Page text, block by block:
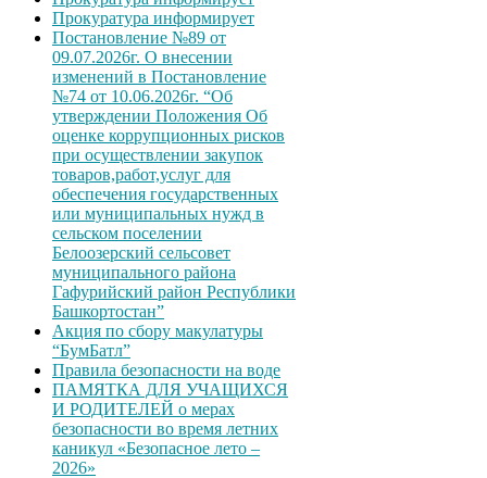
Прокуратура информирует
Постановление №89 от
09.07.2026г. О внесении
изменений в Постановление
№74 от 10.06.2026г. “Об
утверждении Положения Об
оценке коррупционных рисков
при осуществлении закупок
товаров,работ,услуг для
обеспечения государственных
или муниципальных нужд в
сельском поселении
Белоозерский сельсовет
муниципального района
Гафурийский район Республики
Башкортостан”
Акция по сбору макулатуры
“БумБатл”
Правила безопасности на воде
ПАМЯТКА ДЛЯ УЧАЩИХСЯ
И РОДИТЕЛЕЙ о мерах
безопасности во время летних
каникул «Безопасное лето –
2026»